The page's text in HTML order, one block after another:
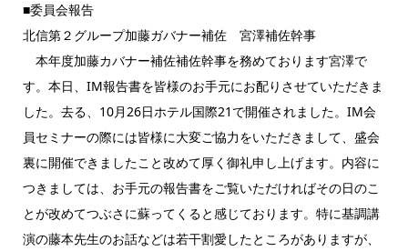
■委員会報告
北信第２グループ加藤ガバナー補佐 宮澤補佐幹事
本年度加藤カバナー補佐補佐幹事を務めております宮澤で
す。本日、IM報告書を皆様のお手元にお配りさせていただきま
した。去る、10月26日ホテル国際21で開催されました。IM会
員セミナーの際には皆様に大変ご協力をいただきまして、盛会
裏に開催できましたこと改めて厚く御礼申し上げます。内容に
つきましては、お手元の報告書をご覧いただければその日のこ
とが改めてつぶさに蘇ってくると感じております。特に基調講
演の藤本先生のお話などは若干割愛したところがありますが、